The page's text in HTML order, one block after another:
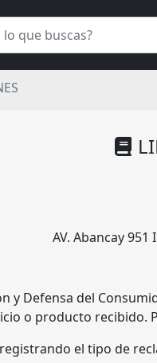
AV. Abancay 951
y Defensa del
o producto
el tipo de